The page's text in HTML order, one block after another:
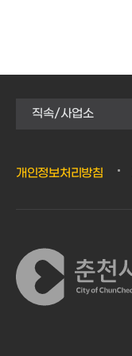
직속/사업소
개인정보처리방침